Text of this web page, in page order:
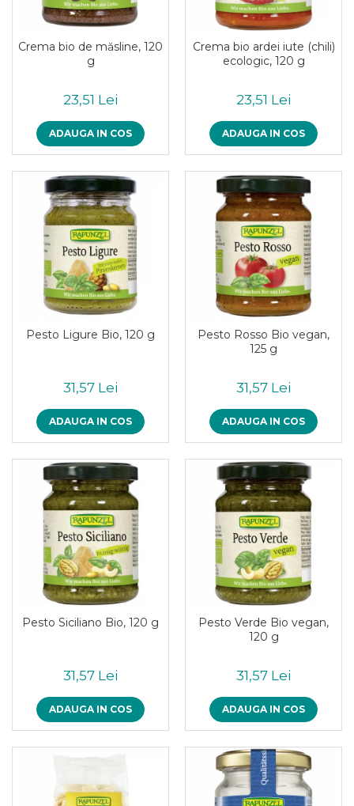
Crema bio de măsline, 120
g
23,51 Lei
ADAUGA IN COS
Crema bio ardei iute (chili)
ecologic, 120 g
23,51 Lei
ADAUGA IN COS
Pesto Ligure Bio, 120 g
31,57 Lei
ADAUGA IN COS
Pesto Rosso Bio vegan,
125 g
31,57 Lei
ADAUGA IN COS
Pesto Siciliano Bio, 120 g
31,57 Lei
ADAUGA IN COS
Pesto Verde Bio vegan,
120 g
31,57 Lei
ADAUGA IN COS